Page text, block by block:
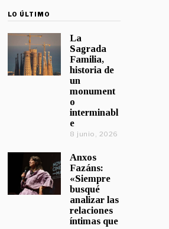
LO ÚLTIMO
La
Sagrada
Familia,
historia de
un
monument
o
interminabl
e
8 junio, 2026
Anxos
Fazáns:
«Siempre
busqué
analizar las
relaciones
íntimas que